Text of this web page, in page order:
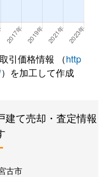
引価格情報 （http
）を加工して作成
建て売却・査定情報
古市